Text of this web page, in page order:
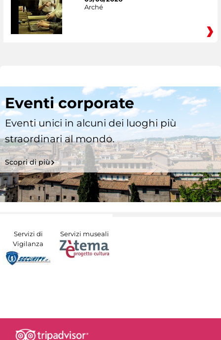
Arché
Eventi corporate
Eventi unici in alcuni dei luoghi più
straordinari al mondo.
Scopri di più
Servizi di
Vigilanza
Servizi museali